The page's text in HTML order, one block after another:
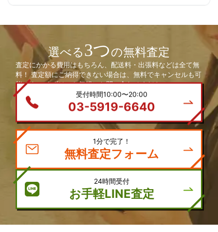
選べる3つの無料査定
査定にかかる費用はもちろん、配送料・出張料などは全て無
料！ 査定額にご納得できない場合は、無料でキャンセルも可
能です。 まずは、お気軽にお問い合わせください。
受付時間10:00〜20:00
03-5919-6640
1分で完了！
無料査定フォーム
24時間受付
お手軽LINE査定